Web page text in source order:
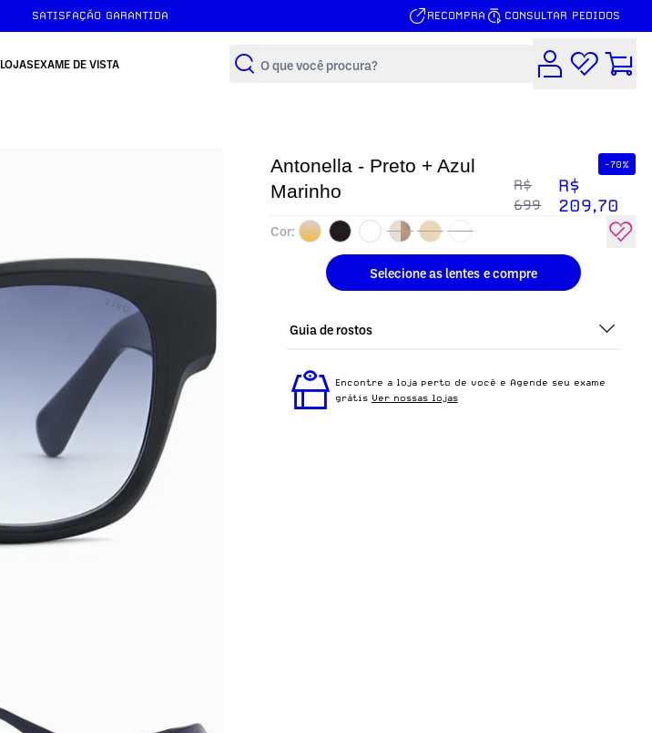
SATISFAÇÃO GARANTIDA RECOMPRA CONSULTAR PEDIDOS
LOJASEXAME DE VISTA
Buscar
Antonella - Preto + Azul
Marinho
-70%
R$
699
R$
209,70
Cor:
Selecione as lentes e compre
Guia de rostos
Preto + Azul Marinho é ideal para quem busca um
óculos confortável para o dia a dia.
Encontre a loja perto de você e Agende seu exame
grátis Ver nossas lojas